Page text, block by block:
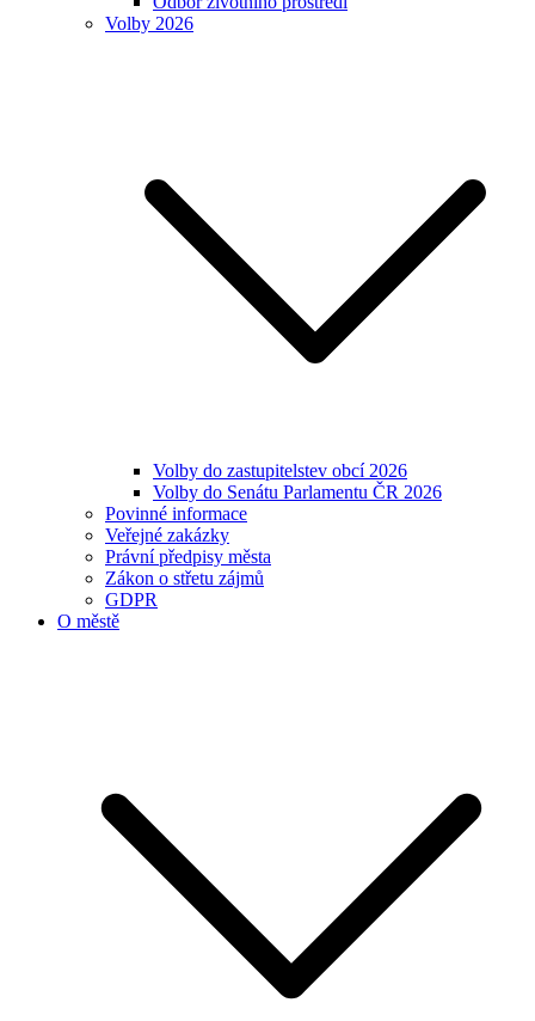
Volby 2026
Volby do zastupitelstev obcí 2026
Volby do Senátu Parlamentu ČR 2026
Povinné informace
Veřejné zakázky
Právní předpisy města
Zákon o střetu zájmů
GDPR
O městě